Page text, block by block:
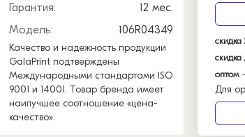
Гарантия:
12 мес.
Модель:
106R04349
Качество и надежность продукции
GalaPrint подтверждены
Международными стандартами ISO
9001 и 14001. Товар бренда имеет
наилучшее соотношение «цена-
качество».
скидка
оптом
Для